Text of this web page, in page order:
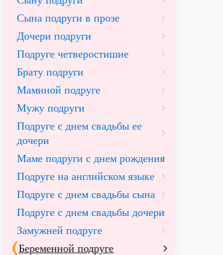
Сына подруги в прозе
Дочери подруги
Подруге четверостишие
Брату подруги
Маминой подруге
Мужу подруги
Подруге с днем свадьбы ее
дочери
Маме подруги с днем рождения
Подруге на английском языке
Подруге с днем свадьбы сына
Подруге с днем свадьбы дочери
Замужней подруге
Беременной подруге